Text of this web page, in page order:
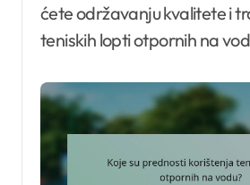
ćete održavanju kvalitete i
teniskih lopti otpornih na